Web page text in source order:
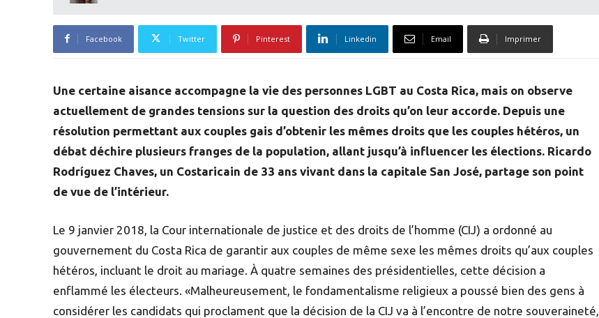
Facebook Twitter Pinterest Linkedin Email Imprimer
Une certaine aisance accompagne la vie des personnes LGBT au Costa Rica, mais on observe
actuellement de grandes tensions sur la question des droits qu’on leur accorde. Depuis une
résolution permettant aux couples gais d’obtenir les mêmes droits que les couples hétéros, un
débat déchire plusieurs franges de la population, allant jusqu’à influencer les élections. Ricardo
Rodríguez Chaves, un Costaricain de 33 ans vivant dans la capitale San José, partage son point
de vue de l’intérieur.
Le 9 janvier 2018, la Cour internationale de justice et des droits de l’homme (CIJ) a ordonné au
gouvernement du Costa Rica de garantir aux couples de même sexe les mêmes droits qu’aux couples
hétéros, incluant le droit au mariage. À quatre semaines des présidentielles, cette décision a
enflammé les électeurs. «Malheureusement, le fondamentalisme religieux a poussé bien des gens à
considérer les candidats qui proclament que la décision de la CIJ va à l’encontre de notre souveraineté,